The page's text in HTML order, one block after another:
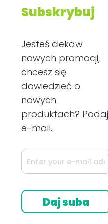
Subskrybuj
Jesteś ciekaw
nowych promocji,
chcesz się
dowiedzieć o
nowych
produktach? Podaj
e-mail.